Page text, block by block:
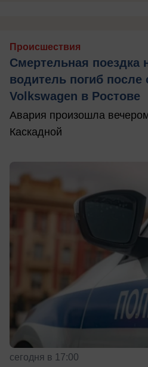
Происшествия
Смертельная поездка
водитель погиб после
Volkswagen в Ростове
Авария произошла
Каскадной
сегодня в 17:00